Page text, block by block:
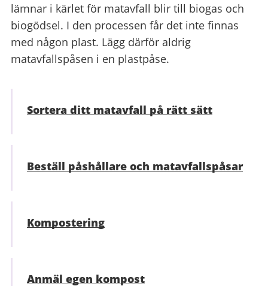
lämnar i kärlet för matavfall blir till biogas och
biogödsel. I den processen får det inte finnas
med någon plast. Lägg därför aldrig
matavfallspåsen i en plastpåse.
Sortera ditt matavfall på rätt sätt
Beställ påshållare och matavfallspåsar
Kompostering
Anmäl egen kompost